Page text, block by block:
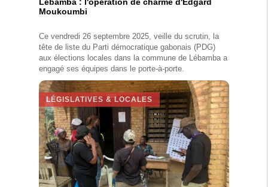
Moukoumbi
Ce vendredi 26 septembre 2025, veille du scrutin, la
tête de liste du Parti démocratique gabonais (PDG)
aux élections locales dans la commune de Lébamba a
engagé ses équipes dans le porte-à-porte.
LÉGISLATIVES & LOCALES